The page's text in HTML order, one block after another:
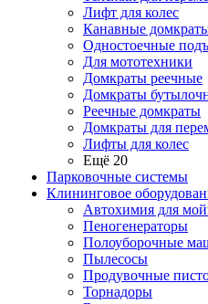
Лифт для колес
Канавные
Одностоечные
Для мототехники
Домкраты реечные
Домкраты
Реечные домкраты
Домкраты для
Лифты для колес
Ещё 20
Парковочные системы
Клининговое
Автохимия для
Пеногенераторы
Полоуборочные
Пылесосы
Продувочные
Торнадоры